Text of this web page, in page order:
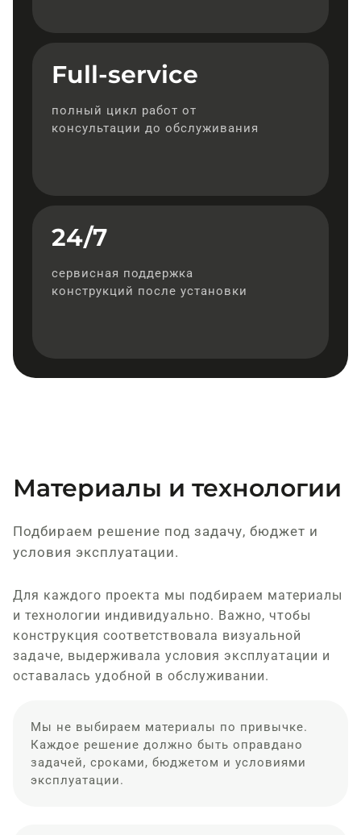
Full-service
полный цикл работ от
консультации до обслуживания
24/7
сервисная поддержка
конструкций после установки
Материалы и технологии
Подбираем решение под задачу, бюджет и
условия эксплуатации.
Для каждого проекта мы подбираем материалы
и технологии индивидуально. Важно, чтобы
конструкция соответствовала визуальной
задаче, выдерживала условия эксплуатации и
оставалась удобной в обслуживании.
Мы не выбираем материалы по привычке.
Каждое решение должно быть оправдано
задачей, сроками, бюджетом и условиями
эксплуатации.